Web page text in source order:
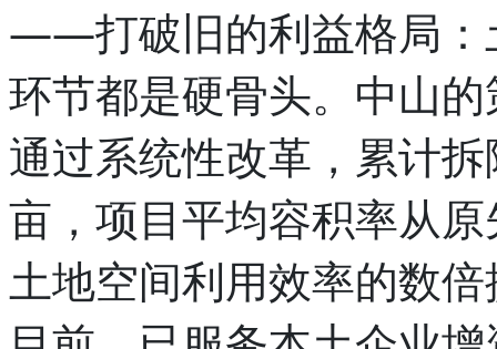
——打破旧的利益格局：
环节都是硬骨头。中山
通过系统性改革，累计
亩，项目平均容积率从
土地空间利用效率的数